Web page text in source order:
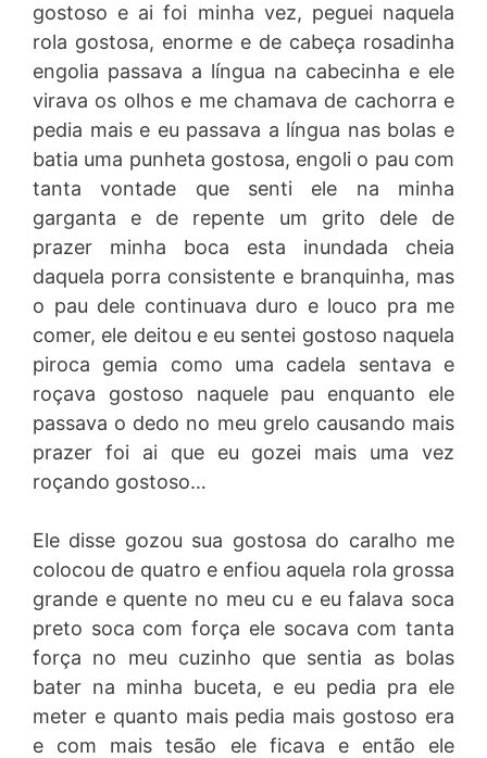
gostoso e ai foi minha vez, peguei naquela
rola gostosa, enorme e de cabeça rosadinha
engolia passava a língua na cabecinha e ele
virava os olhos e me chamava de cachorra e
pedia mais e eu passava a língua nas bolas e
batia uma punheta gostosa, engoli o pau com
tanta vontade que senti ele na minha
garganta e de repente um grito dele de
prazer minha boca esta inundada cheia
daquela porra consistente e branquinha, mas
o pau dele continuava duro e louco pra me
comer, ele deitou e eu sentei gostoso naquela
piroca gemia como uma cadela sentava e
roçava gostoso naquele pau enquanto ele
passava o dedo no meu grelo causando mais
prazer foi ai que eu gozei mais uma vez
roçando gostoso…
Ele disse gozou sua gostosa do caralho me
colocou de quatro e enfiou aquela rola grossa
grande e quente no meu cu e eu falava soca
preto soca com força ele socava com tanta
força no meu cuzinho que sentia as bolas
bater na minha buceta, e eu pedia pra ele
meter e quanto mais pedia mais gostoso era
e com mais tesão ele ficava e então ele